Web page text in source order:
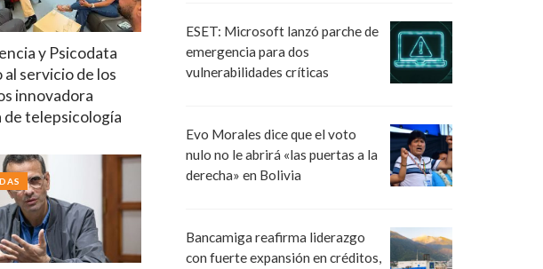
y Psicodata
servicio de los
innovadora
telepsicología
ESET: Microsoft lanzó parche de
emergencia para dos
vulnerabilidades críticas
Evo Morales dice que el voto
nulo no le abrirá «las puertas a la
derecha» en Bolivia
Bancamiga reafirma liderazgo
con fuerte expansión en créditos,